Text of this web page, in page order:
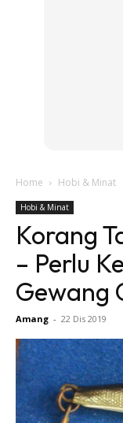
Home Hobi & Minat
Hobi & Minat
Korang
– Perlu
Gewang
Amang - 22 Dis 2019